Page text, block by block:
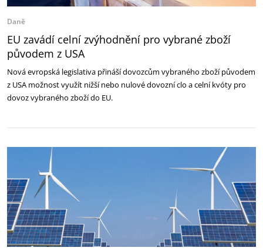
Daně
EU zavádí celní zvýhodnění pro vybrané zboží
původem z USA
Nová evropská legislativa přináší dovozcům vybraného zboží původem
z USA možnost využít nižší nebo nulové dovozní clo a celní kvóty pro
dovoz vybraného zboží do EU.